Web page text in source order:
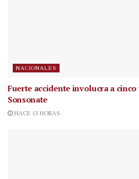
NACIONALES
Fuerte accidente involucra a
Sonsonate
HACE 13 HORAS